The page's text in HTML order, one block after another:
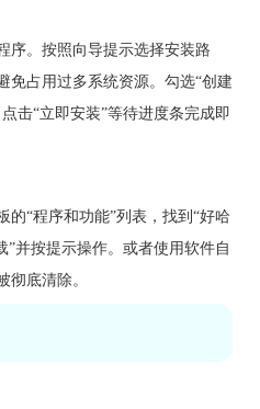
序。按照向导提示选择安装路
免占用过多系统资源。勾选“创建
击“立即安装”等待进度条完成即
的“程序和功能”列表，找到“好哈
”并按提示操作。或者使用软件自
彻底清除。